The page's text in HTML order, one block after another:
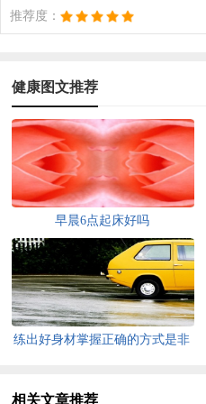
推荐度：
健康图文推荐
早晨6点起床好吗
练出好身材掌握正确的方式是非
相关文章推荐